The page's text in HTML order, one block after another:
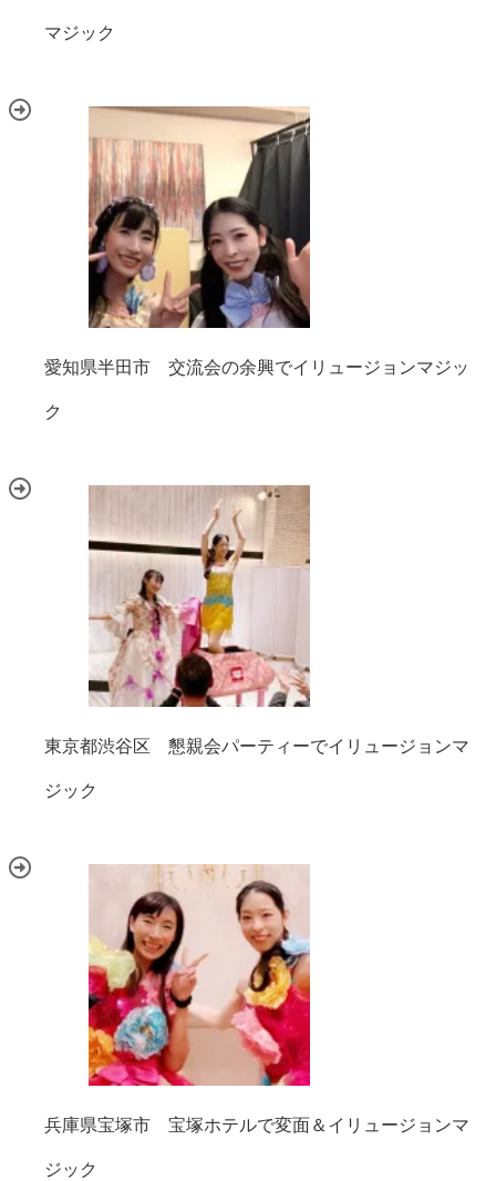
マジック
愛知県半田市 交流会の余興でイリュージョンマジッ
ク
東京都渋谷区 懇親会パーティーでイリュージョンマ
ジック
兵庫県宝塚市 宝塚ホテルで変面＆イリュージョンマ
ジック